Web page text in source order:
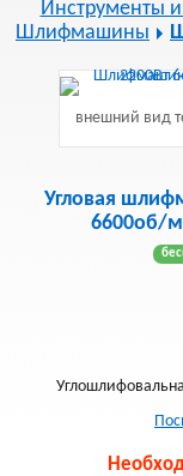
Инструменты и
Шлифмашины
внешний вид
Угловая
6600об/